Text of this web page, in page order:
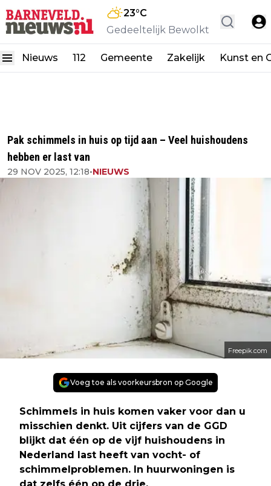
23°C
Gedeeltelijk Bewolkt
Nieuws 112 Gemeente Zakelijk Kunst en
Pak schimmels in huis op tijd aan – Veel huishoudens
hebben er last van
29 NOV 2025, 12:18•NIEUWS
Freepik.com
Voeg toe als voorkeursbron op Google
Schimmels in huis komen vaker voor dan u
misschien denkt. Uit cijfers van de GGD
blijkt dat één op de vijf huishoudens in
Nederland last heeft van vocht- of
schimmelproblemen. In huurwoningen is
dat zelfs één op de drie.